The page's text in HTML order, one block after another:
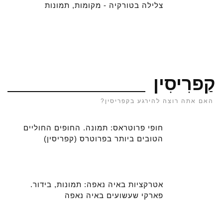
צלילה בטורקיה - מקומות, תמונות
קַפרִיסִין
האם אתה רוצה להירגע בקפריסין?
חופי פרוטראס: תמונה. החופים החוליים
הטובים ביותר בפרוטרס (קפריסין)
אטרקציות באיה נאפה: תמונות, בידור.
פארקי שעשועים באיה נאפה